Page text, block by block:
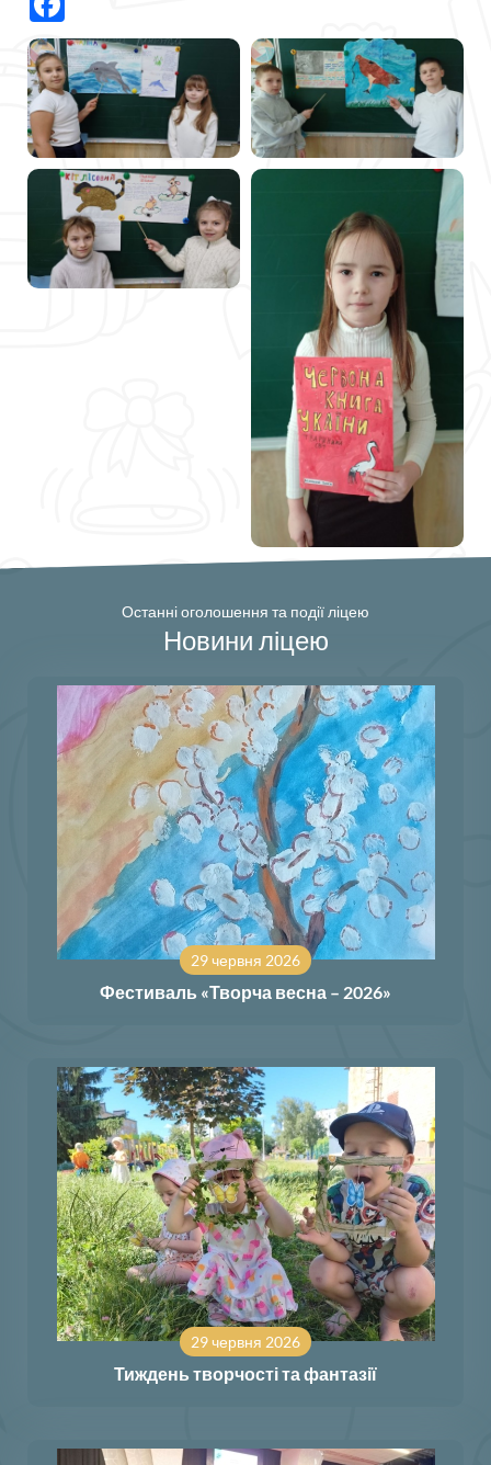
Останні оголошення та події ліцею
Новини ліцею
29 червня 2026
Фестиваль «Творча весна – 2026»
29 червня 2026
Тиждень творчості та фантазії